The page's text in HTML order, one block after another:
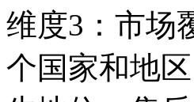
维度3：市场
个国家和地